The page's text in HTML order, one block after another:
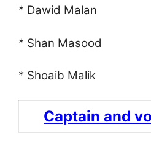
* Dawid Malan
* Shan Masood
* Shoaib Malik
Captain and